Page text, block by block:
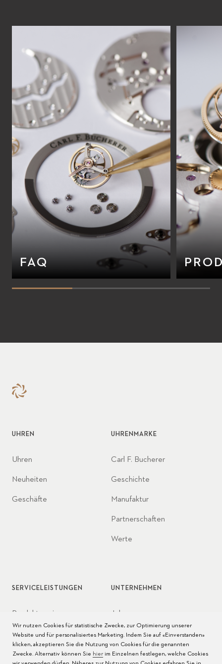
FAQ
UHREN
Uhren
Neuheiten
Geschäfte
UHRENMARKE
Carl F. Bucherer
Geschichte
Manufaktur
Partnerschaften
Werte
SERVICELEISTUNGEN
Produktservice
Pflege der Uhr
Bedienungsanleitungen
UNTERNEHMEN
Jobs
Presse
Kontakt
Wir nutzen Cookies für statistische Zwecke, zur Optimierung unserer
Website und für personalisiertes Marketing. Indem Sie auf «Einverstanden»
klicken, akzeptieren Sie die Nutzung von Cookies für die genannten
Zwecke. Alternativ können Sie hierim Einzelnen festlegen, welche Cookies